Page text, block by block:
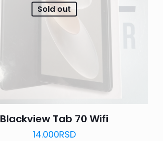
Sold out
Blackview Tab 70 Wifi
14.000RSD